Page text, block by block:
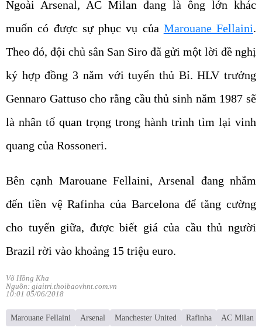
muốn có được sự phục vụ củaMarouane Fellaini.
Theo đó, đội chủ sân San Siro đã gửi một lời đề nghị
ký hợp đồng 3 năm với tuyển thủ Bỉ. HLV trưởng
Gennaro Gattuso cho rằng cầu thủ sinh năm 1987 sẽ
là nhân tố quan trọng trong hành trình tìm lại vinh
quang của Rossoneri.
đến tiền vệ Rafinha của Barcelona để tăng cường
cho tuyến giữa, được biết giá của cầu thủ người
Brazil rời vào khoảng 15 triệu euro.
Võ Hồng Kha
Marouane Fellaini
BÀI VIẾT LIÊN QUAN